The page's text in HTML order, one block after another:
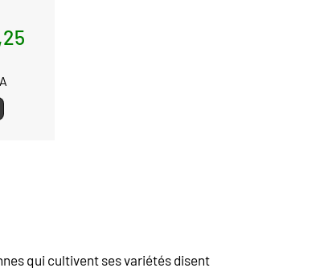
qui cultivent ses variétés disent